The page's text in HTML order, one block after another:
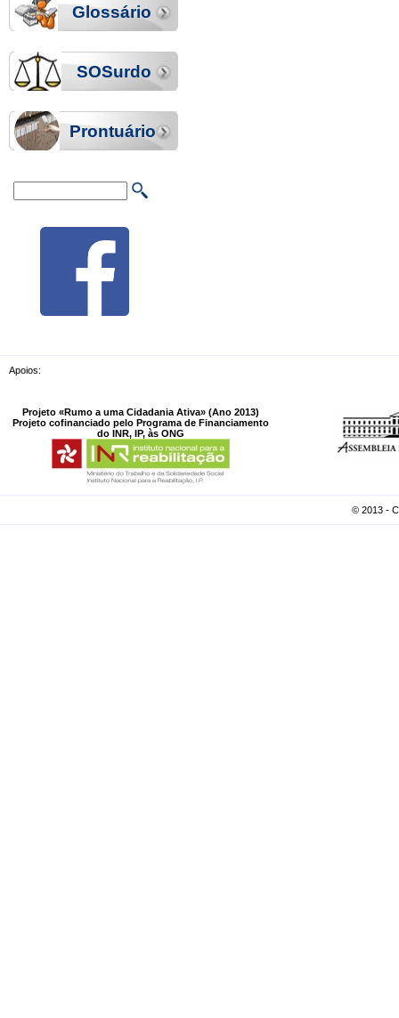
Glossário
SOSurdo
Prontuário
Apoios:
Projeto «Rumo a uma Cidadania Ativa» (Ano 2013)
Projeto cofinanciado pelo Programa de Financiamento
do INR, IP, às ONG
© 2013 -